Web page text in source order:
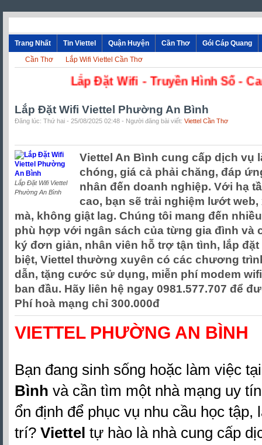
Trang Nhất Tin Viettel Quận Huyện Cần Thơ
Gói Cáp Quang
Cần Thơ
Lắp Wifi Viettel Cần Thơ
Lắp Đặt Wifi - Truyền
Lắp Đặt Wifi Viettel Phường An Bình
Đăng lúc: Thứ hai - 25/08/2025 02:48 - Người đăng bài viết: Viettel Cần Thơ
Lắp Đặt Wifi Viettel
Phường An Bình
Viettel An Bình cung cấp dịch vụ
chóng, giá cả phải chăng, đáp
nhân đến doanh nghiệp. Với hạ
cao, bạn sẽ trải nghiệm lướt
mà, không giật lag. Chúng tôi mang đến
phù hợp với ngân sách của từng gia đình và
ký đơn giản, nhân viên hỗ trợ tận tình, lắp
biệt, Viettel thường xuyên có các chương
dẫn, tặng cước sử dụng, miễn phí modem
ban đầu. Hãy liên hệ ngay 0981.577.707 để
Phí hoà mạng chỉ 300.000đ
VIETTEL PHƯỜNG AN BÌNH
Bạn đang sinh sống hoặc làm việc
Bình và cần tìm một nhà mạng uy
ổn định để phục vụ nhu cầu học tập,
trí? Viettel tự hào là nhà cung cấp